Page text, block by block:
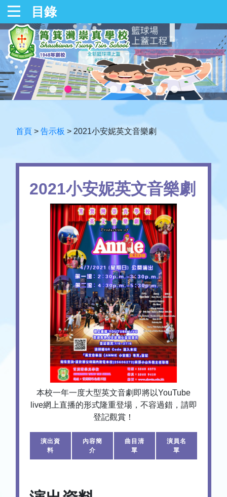
目錄
首頁 > 告示板 > 2021小安妮英文音樂劇
2021小安妮英文音樂劇
本校一年一度大型英文音劇即將以YouTube
live網上直播的形式隆重登場，不容過錯，請即
登記觀賞！
演出資
料
內容簡
介
曲目清
單
演員名
單